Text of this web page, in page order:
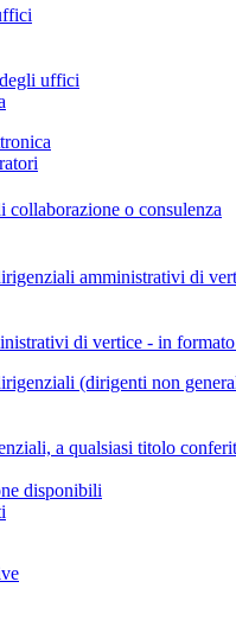
uffici
o consulenza
amministrativi di
di vertice - in
(dirigenti non
a qualsiasi titolo
disponibili